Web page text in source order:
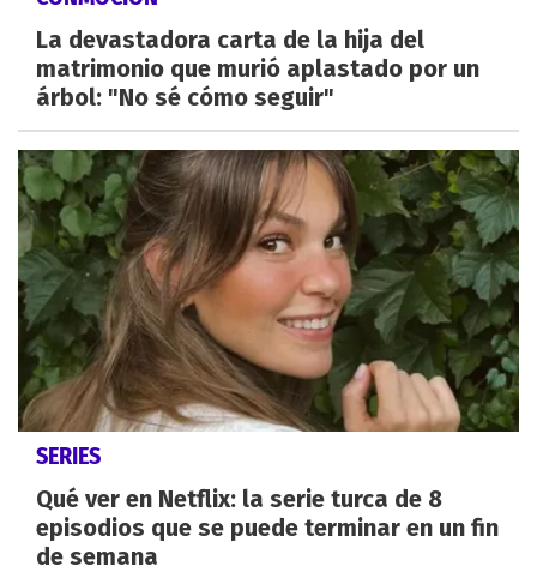
La devastadora carta de la hija del
matrimonio que murió aplastado por un
árbol: "No sé cómo seguir"
SERIES
Qué ver en Netflix: la serie turca de 8
episodios que se puede terminar en un fin
de semana